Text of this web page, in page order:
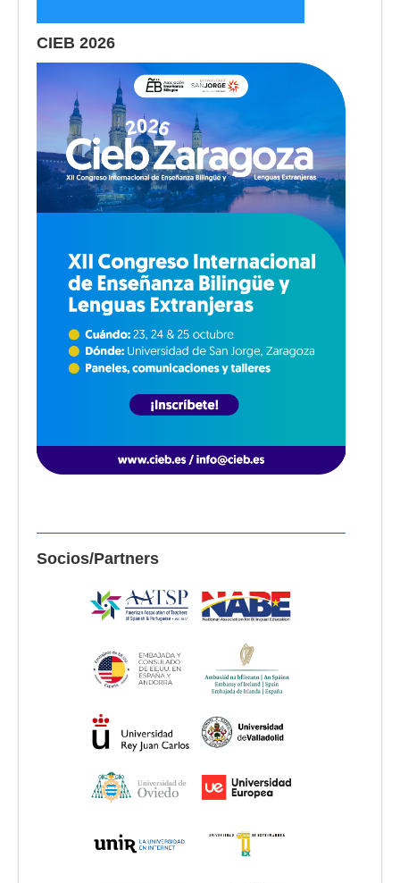
CIEB 2026
Socios/Partners